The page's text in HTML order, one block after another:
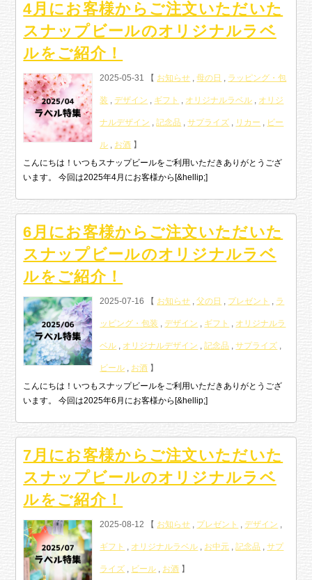
4月にお客様からご注文いただいた
スナップビールのオリジナルラベ
ルをご紹介！
2025-05-31 【 お知らせ ,母の日 , ラッピング・包
装 ,デザイン , ギフト , オリジナルラベル , オリジ
ナルデザイン ,記念品 ,サプライズ , リカー , ビー
ル , お酒 】
こんにちは！いつもスナップビールをご利用いただきありがとうござ
います。 今回は2025年4月にお客様から[&hellip;]
6月にお客様からご注文いただいた
スナップビールのオリジナルラベ
ルをご紹介！
2025-07-16 【 お知らせ ,父の日 , プレゼント , ラ
ッピング・包装 ,デザイン , ギフト , オリジナルラ
ベル , オリジナルデザイン ,記念品 ,サプライズ ,
ビール , お酒 】
こんにちは！いつもスナップビールをご利用いただきありがとうござ
います。 今回は2025年6月にお客様から[&hellip;]
7月にお客様からご注文いただいた
スナップビールのオリジナルラベ
ルをご紹介！
2025-08-12 【 お知らせ , プレゼント ,デザイン ,
ギフト , オリジナルラベル , お中元 ,記念品 ,サプ
ライズ , ビール , お酒 】